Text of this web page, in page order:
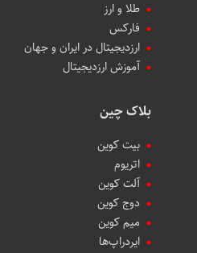
طلا و ارز
فارکس
ارزدیجیتال در ایران و جهان
آموزش ارزدیجیتال
بلاک چین
بیت کوین
اتریوم
آلت کوین
دوج کوین
میم کوین‌
ایردراپ‌ها